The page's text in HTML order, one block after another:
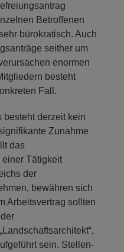
Betroffenen
bürokratisch. Auch
seither um
enormen
besteht
Fall.
besteht derzeit kein
Zunahme
das
einer Tätigkeit
der
bewähren sich
Arbeitsvertrag sollten
sein. Stellen-